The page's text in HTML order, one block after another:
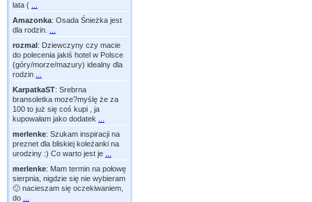
lata (
Amazonka: Osada Śnieżka jest
dla rodzin.
rozmal: Dziewczyny czy macie
do polecenia jakiś hotel w Polsce
(góry/morze/mazury) idealny dla
rodzin
KarpatkaST: Srebrna
bransoletka moze?myślę że za
100 to już się coś kupi , ja
kupowałam jako dodatek
merlenke: Szukam inspiracji na
preznet dla bliskiej koleżanki na
urodziny :) Co warto jest je
merlenke: Mam termin na połowę
sierpnia, nigdzie się nie wybieram
🙂 nacieszam się oczekiwaniem,
do